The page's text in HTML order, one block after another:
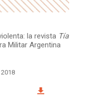
la revista Tía
Militar Argentina
2018